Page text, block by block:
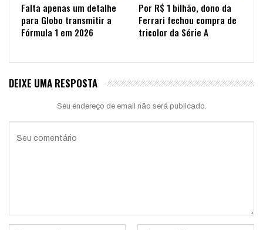
Falta apenas um detalhe
para Globo transmitir a
Fórmula 1 em 2026
Por R$ 1 bilhão, dono da
Ferrari fechou compra de
tricolor da Série A
DEIXE UMA RESPOSTA
Seu endereço de email não será publicado.